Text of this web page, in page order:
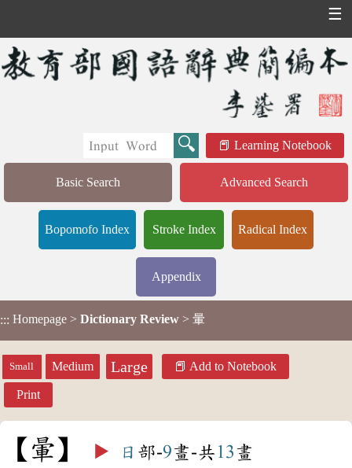
☰
Learning Notebook
Basic Search Advanced Search
Bopomofo Index Stroke Index Radical Index
Appendix
::: Homepage > Dictionary Review > 暈
Small Medium Large Add to Notebook
Print
暈 ▶️ 日 部-9畫-共 13 畫